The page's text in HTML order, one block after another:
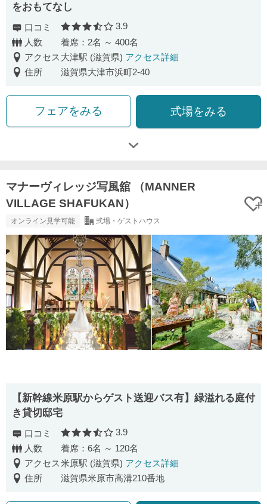
をおもてなし
口コミ 口コミ評価
3.9
人数
着席：2名 ～ 400名
アクセス 大津駅 (滋賀県) アクセス詳細
住所
滋賀県大津市浜町2-40
フェアをみる 式場をみる
マナーヴィレッジ写風舘 （MANNER
VILLAGE SHAFUKAN）
オンライン見学可能 式場・ゲストハウス
【新幹線米原駅からゲスト送迎バス有】緑溢れる庭付
き貸切邸宅
口コミ 口コミ評価
3.9
人数
着席：6名 ～ 120名
アクセス米原駅 (滋賀県) アクセス詳細
住所
滋賀県米原市高溝210番地